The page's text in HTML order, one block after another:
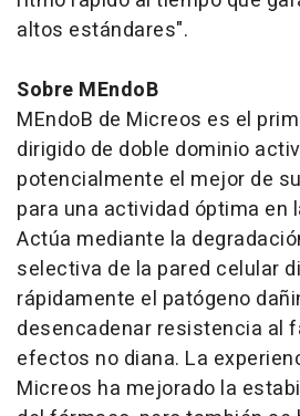
altos estándares".
Sobre MEndoB
MEndoB de Micreos es el
dirigido de doble dominio
potencialmente el mejor de
para una actividad óptima en
Actúa mediante la
selectiva de la pared celular
rápidamente el patógeno
desencadenar resistencia al
efectos no diana. La
Micreos ha mejorado la